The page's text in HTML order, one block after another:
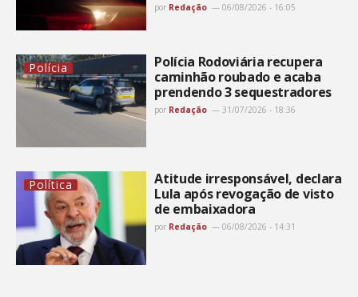
por Redação 06/08/2026 - 16:05
Polícia
Polícia Rodoviária recupera
caminhão roubado e acaba
prendendo 3 sequestradores
por Redação 31/07/2026 - 18:36
Política
Atitude irresponsável, declara
Lula após revogação de visto
de embaixadora
por Redação 06/08/2026 - 14:31